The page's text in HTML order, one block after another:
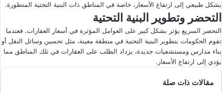
بشكل طبيعي إلى ارتفاع الأسعار، خاصة في المناطق ذات البنية التحتية المتطورة.
التحضر وتطوير البنية التحتية
التحضر السريع يؤثر بشكل كبير على العوامل المؤثرة في أسعار العقارات. فعندما
تقوم الحكومات بتطوير البنية التحتية في منطقة معينة، مثل تحسين وسائل النقل أو
بناء مدارس ومستشفيات جديدة، يزداد الطلب على العقارات في تلك المناطق مما
يؤدي إلى ارتفاع الأسعار.
مقالات ذات صلة